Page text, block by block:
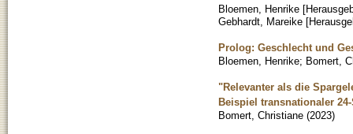
Bloemen, Henrike
Gebhardt, Mareike
Prolog: Geschlecht und
Bloemen, Henrike; Bomert,
"Relevanter als die
Beispiel transnationaler
Bomert, Christiane (2023)